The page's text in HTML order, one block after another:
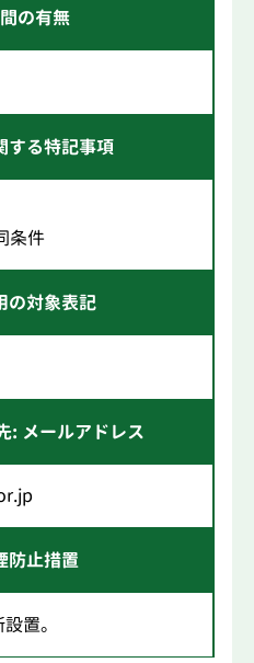
の有無
する特記事項
条件
の対象表記
: メールアドレス
防止措置
置。